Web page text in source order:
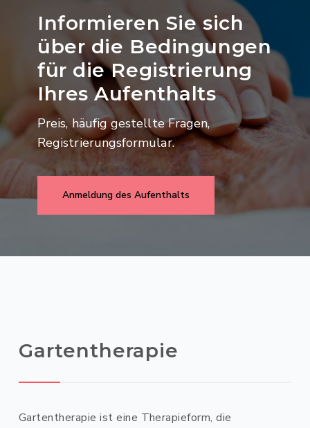
Informieren Sie sich
über die Bedingungen
für die Registrierung
Ihres Aufenthalts
Preis, häufig gestellte Fragen,
Registrierungsformular.
Anmeldung des Aufenthalts
Gartentherapie
Gartentherapie ist eine Therapieform, die